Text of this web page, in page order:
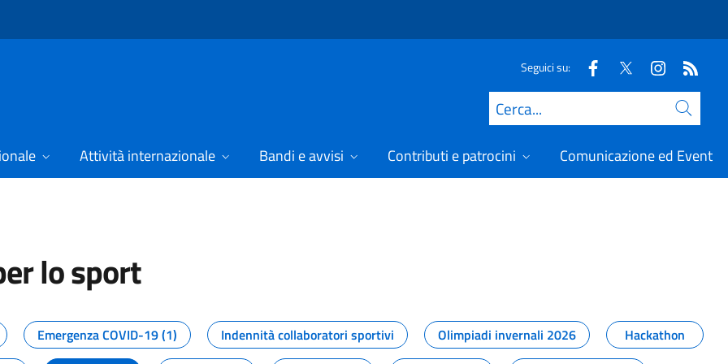
Seguici su:
Cerca
Attività internazionale Bandi e avvisi Contributi e patrocini Comunicazione ed Eventi
lo sport
dal Dipartimento per lo sport
Emergenza COVID-19 (1) Indennità collaboratori sportivi Olimpiadi invernali 2026
Hackathon